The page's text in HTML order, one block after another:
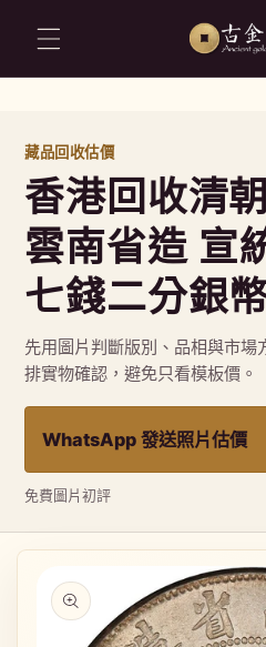
跳至內容
藏品回收估價
香港回收清
雲南省造 宣
七錢二分銀
先用圖片判斷版別、品相與市場
排實物確認，避免只看模板價。
WhatsApp 發送照片估價
免費圖片初評
資訊